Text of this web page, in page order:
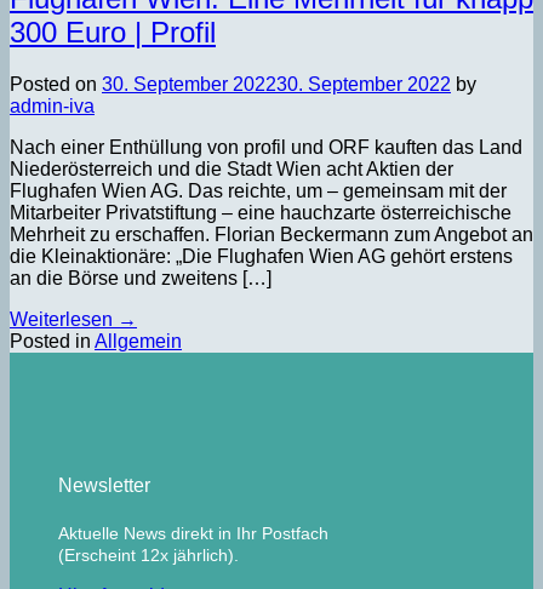
300 Euro | Profil
Posted on 30. September 202230. September 2022 by
admin-iva
Nach einer Enthüllung von profil und ORF kauften das Land
Niederösterreich und die Stadt Wien acht Aktien der
Flughafen Wien AG. Das reichte, um – gemeinsam mit der
Mitarbeiter Privatstiftung – eine hauchzarte österreichische
Mehrheit zu erschaffen. Florian Beckermann zum Angebot an
die Kleinaktionäre: „Die Flughafen Wien AG gehört erstens
an die Börse und zweitens […]
Weiterlesen →
Posted in Allgemein
Newsletter
Aktuelle News direkt in Ihr Postfach
(Erscheint 12x jährlich).